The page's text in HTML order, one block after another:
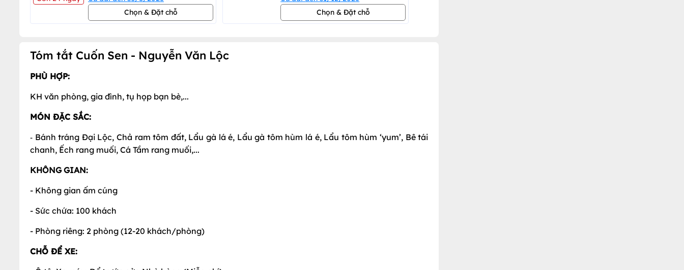
Chọn & Đặt chỗ
Chọn & Đặt chỗ
Tóm tắt Cuốn Sen - Nguyễn Văn Lộc
PHÙ HỢP:
KH văn phòng, gia đình, tụ họp bạn bè,...
MÓN ĐẶC SẮC:
- Bánh tráng Đại Lộc, Chả ram tôm đất, Lẩu gà lá é, Lẩu gà tôm hùm lá é, Lẩu tôm hùm ‘yum’, Bê tái
chanh, Ếch rang muối, Cá Tầm rang muối,...
KHÔNG GIAN:
- Không gian ấm cúng
- Sức chứa: 100 khách
- Phòng riêng: 2 phòng (12-20 khách/phòng)
CHỖ ĐỂ XE: